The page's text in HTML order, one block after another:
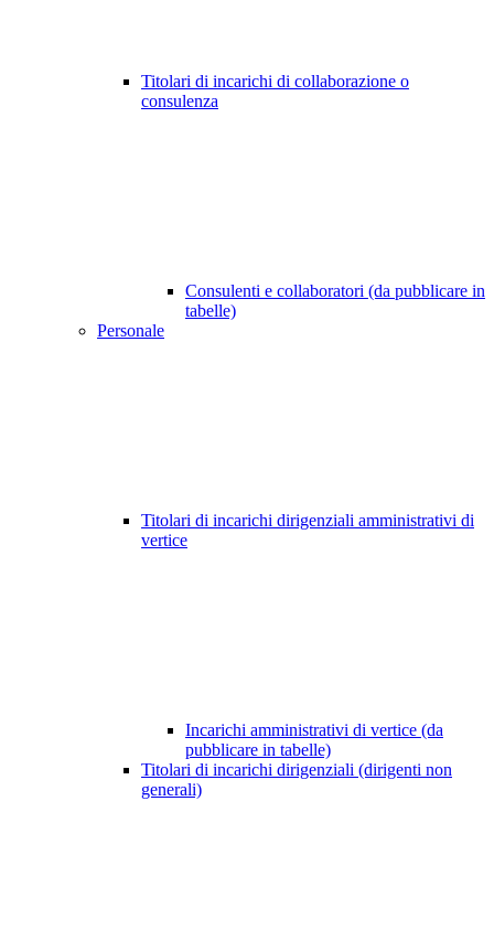
Titolari di incarichi di collaborazione o
consulenza
Consulenti e collaboratori (da pubblicare in
tabelle)
Personale
Titolari di incarichi dirigenziali amministrativi di
vertice
Incarichi amministrativi di vertice (da
pubblicare in tabelle)
Titolari di incarichi dirigenziali (dirigenti non
generali)